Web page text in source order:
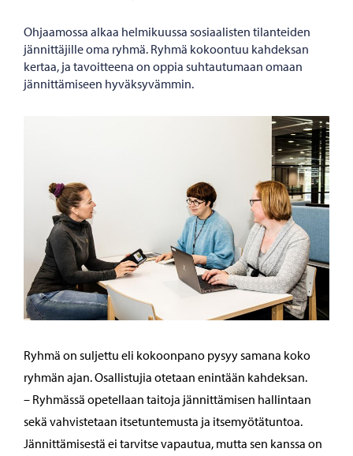
Ohjaamossa alkaa helmikuussa sosiaalisten tilanteiden
jännittäjille oma ryhmä. Ryhmä kokoontuu kahdeksan
kertaa, ja tavoitteena on oppia suhtautumaan omaan
jännittämiseen hyväksyvämmin.
Ryhmä on suljettu eli kokoonpano pysyy samana koko
ryhmän ajan. Osallistujia otetaan enintään kahdeksan.
– Ryhmässä opetellaan taitoja jännittämisen hallintaan
sekä vahvistetaan itsetuntemusta ja itsemyötätuntoa.
Jännittämisestä ei tarvitse vapautua, mutta sen kanssa on